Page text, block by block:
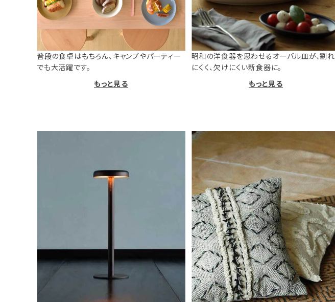
普段の食卓はもちろん、キャンプやパーティー
でも大活躍です。
もっと見る
昭和の洋食器を思わせるオーバル皿が、割れ
にくく、欠けにくい新食器に。
もっと見る